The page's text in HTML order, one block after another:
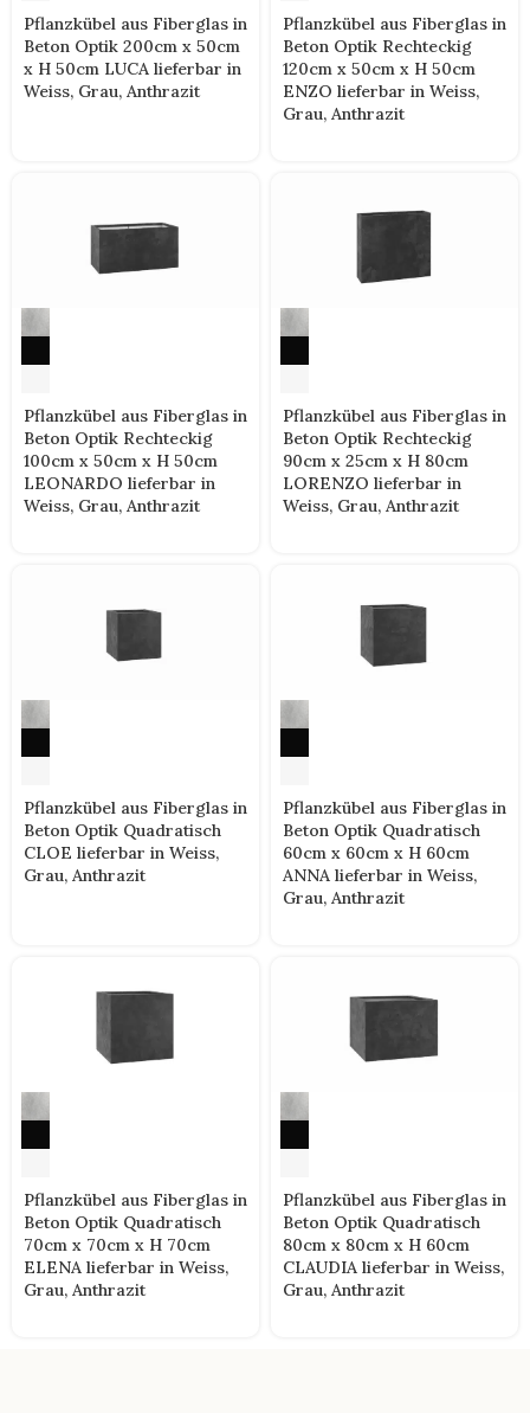
Pflanzkübel aus Fiberglas in
Beton Optik 200cm x 50cm
x H 50cm LUCA lieferbar in
Weiss, Grau, Anthrazit
Pflanzkübel aus Fiberglas in
Beton Optik Rechteckig
120cm x 50cm x H 50cm
ENZO lieferbar in Weiss,
Grau, Anthrazit
Pflanzkübel aus Fiberglas in
Beton Optik Rechteckig
100cm x 50cm x H 50cm
LEONARDO lieferbar in
Weiss, Grau, Anthrazit
Pflanzkübel aus Fiberglas in
Beton Optik Rechteckig
90cm x 25cm x H 80cm
LORENZO lieferbar in
Weiss, Grau, Anthrazit
Pflanzkübel aus Fiberglas in
Beton Optik Quadratisch
CLOE lieferbar in Weiss,
Grau, Anthrazit
Pflanzkübel aus Fiberglas in
Beton Optik Quadratisch
60cm x 60cm x H 60cm
ANNA lieferbar in Weiss,
Grau, Anthrazit
Pflanzkübel aus Fiberglas in
Beton Optik Quadratisch
70cm x 70cm x H 70cm
ELENA lieferbar in Weiss,
Grau, Anthrazit
Pflanzkübel aus Fiberglas in
Beton Optik Quadratisch
80cm x 80cm x H 60cm
CLAUDIA lieferbar in Weiss,
Grau, Anthrazit